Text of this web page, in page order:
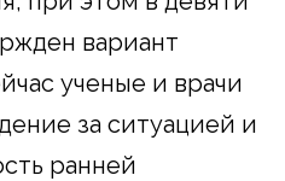
вариант
ученые и врачи
за ситуацией и
ранней